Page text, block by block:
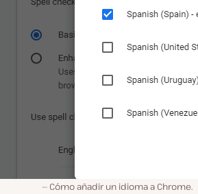
Cómo añadir un idioma a Chrome.